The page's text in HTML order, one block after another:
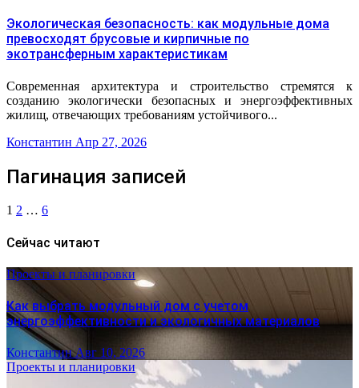
Экологическая безопасность: как модульные дома
превосходят брусовые и кирпичные по
экотрансферным характеристикам
Современная архитектура и строительство стремятся к
созданию экологически безопасных и энергоэффективных
жилищ, отвечающих требованиям устойчивого...
Константин Апр 27, 2026
Пагинация записей
1 2 … 6
Сейчас читают
Проекты и планировки
Как выбрать модульный дом с учетом
энергоэффективности и экологичных материалов
КонстантинАвг 10, 2026
Проекты и планировки